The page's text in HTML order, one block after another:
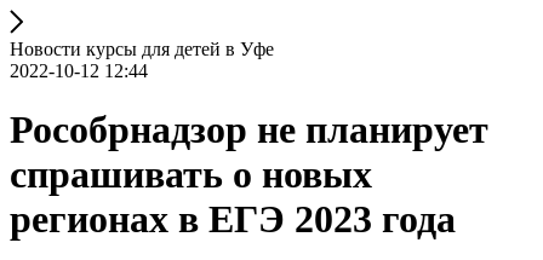
Новости курсы для детей в Уфе
2022-10-12 12:44
Рособрнадзор не планирует
спрашивать о новых
регионах в ЕГЭ 2023 года